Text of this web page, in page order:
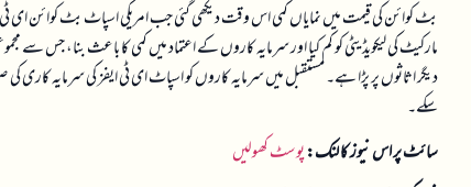
بٹ کوائن کی قیمت میں نمایاں کمی اس وقت دیکھی گئی جب امریکی اسپاٹ بٹ کوائن ای
مارکیٹ کی لیکویڈیٹی کو کم کیا اور سرمایہ کاروں کے اعتماد میں کمی کا باعث بنا، جس
دیگر اثاثوں پر پڑا ہے۔ مستقبل میں سرمایہ کاروں کو اسپاٹ ای ٹی ایفز کی سرمایہ کاری کی
سکے۔
سائٹ پر اس نیوز کا لنک:پوسٹ کھولیں